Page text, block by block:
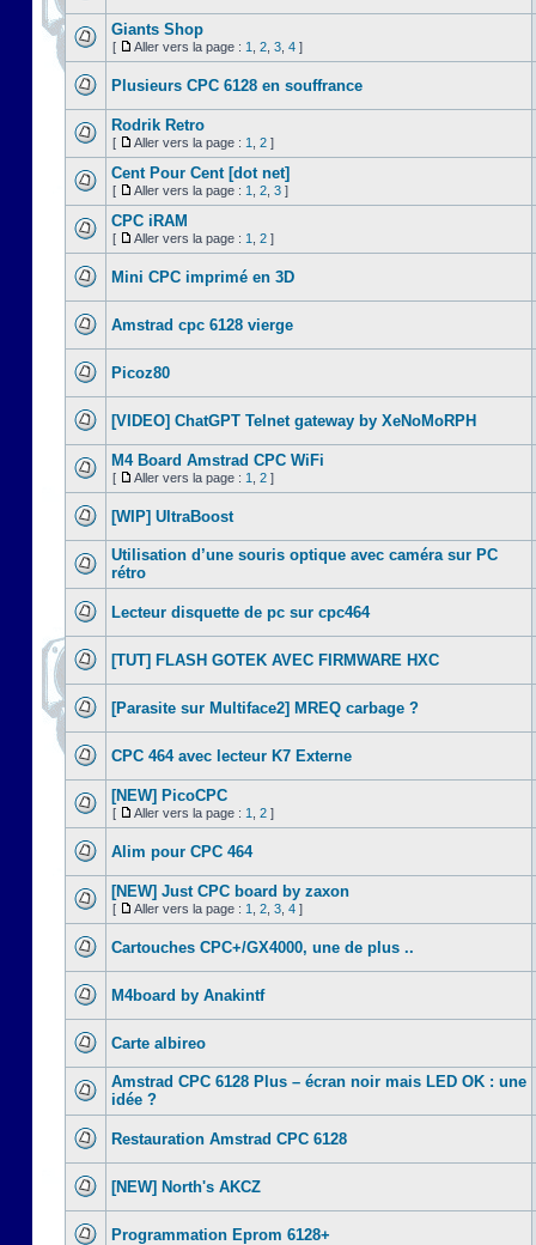
Giants Shop
[ Aller vers la page : 1 2 3 4 ]
Plusieurs CPC 6128 en souffrance
Rodrik Retro
[ Aller vers la page : 1 2 ]
Cent Pour Cent [dot net]
[ Aller vers la page : 1 2 3 ]
CPC iRAM
[ Aller vers la page : 1 2 ]
Mini CPC imprimé en 3D
Amstrad cpc 6128 vierge
Picoz80
[VIDEO] ChatGPT Telnet gateway by XeNoMoRPH
M4 Board Amstrad CPC WiFi
[ Aller vers la page : 1 2 ]
[WIP] UltraBoost
Utilisation d’une souris optique avec caméra sur PC
rétro
Lecteur disquette de pc sur cpc464
[TUT] FLASH GOTEK AVEC FIRMWARE HXC
[Parasite sur Multiface2] MREQ carbage ?
CPC 464 avec lecteur K7 Externe
[NEW] PicoCPC
[ Aller vers la page : 1 2 ]
Alim pour CPC 464
[NEW] Just CPC board by zaxon
[ Aller vers la page : 1 2 3 4 ]
Cartouches CPC+/GX4000, une de plus ..
M4board by Anakintf
Carte albireo
Amstrad CPC 6128 Plus – écran noir mais LED OK : une
idée ?
Restauration Amstrad CPC 6128
[NEW] North's AKCZ
Programmation Eprom 6128+